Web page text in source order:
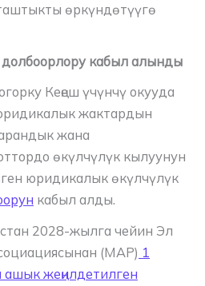
өркүндөтүүгө
кабыл алынды
Кеңеш үчүнчү окууда
жактардын
жана
өкүлчүлүк кылуунун
юридикалык өкүлчүлүк
кабыл алды.
2028-жылга чейин Эл
(МАР) 1
жеңилдетилген